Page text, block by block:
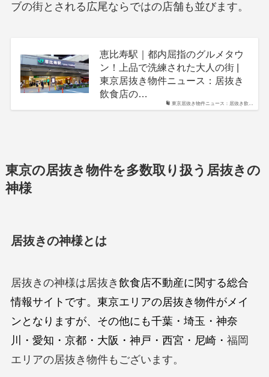
ブの街とされる広尾ならではの店舗も並びます。
東京居抜き物件ニュース：居抜き飲…
恵比寿駅｜都内屈指のグルメタウ
ン！上品で洗練された大人の街 |
東京居抜き物件ニュース：居抜き
飲食店の…
東京の居抜き物件を多数取り扱う居抜きの
神様
居抜きの神様とは
居抜きの神様は居抜き 飲食店不動産に関する総合
情報サイトです。東京エリアの居抜き物件がメイ
ンとなりますが、その他にも千葉・埼玉・神奈
川・愛知・京都・大阪・神戸・西宮・尼崎・ 福岡
エリアの居抜き物件もございます。